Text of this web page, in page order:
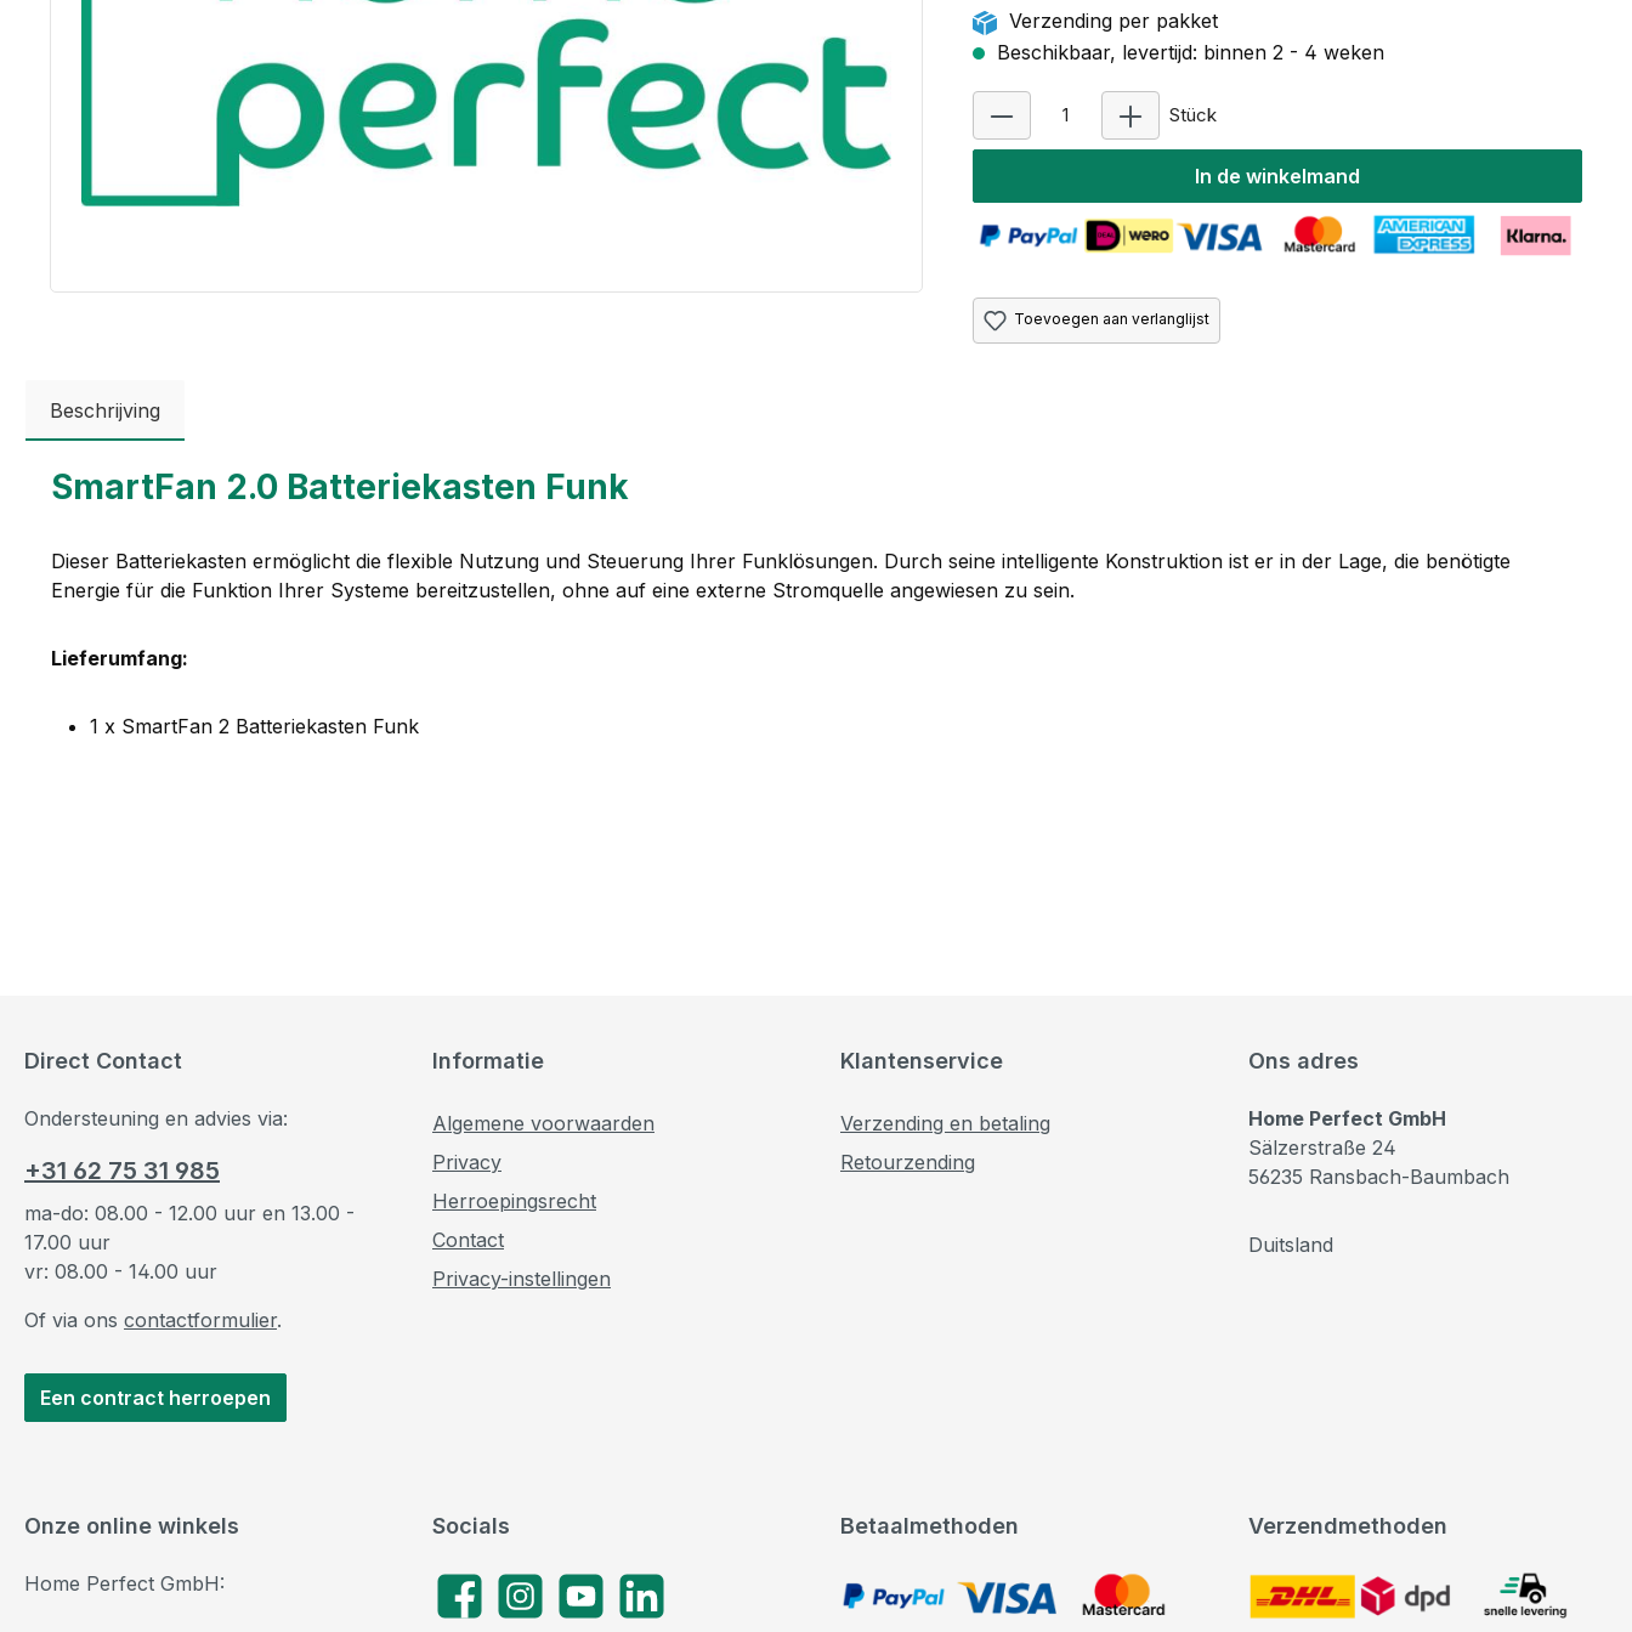
Verzending per pakket
Beschikbaar, levertijd: binnen 2 - 4 weken
Stück
In de winkelmand
Toevoegen aan verlanglijst
Beschrijving
SmartFan 2.0 Batteriekasten Funk
Dieser Batteriekasten ermöglicht die flexible Nutzung und Steuerung Ihrer Funklösungen. Durch seine intelligente Konstruktion ist er in der Lage, die benötigte
Energie für die Funktion Ihrer Systeme bereitzustellen, ohne auf eine externe Stromquelle angewiesen zu sein.
Lieferumfang:
1 x SmartFan 2 Batteriekasten Funk
Direct Contact
Ondersteuning en advies via:
+31 62 75 31 985
ma-do: 08.00 - 12.00 uur en 13.00 -
17.00 uur
vr: 08.00 - 14.00 uur
Of via ons contactformulier.
Een contract herroepen
Informatie
Algemene voorwaarden
Privacy
Herroepingsrecht
Contact
Privacy-instellingen
Klantenservice
Verzending en betaling
Retourzending
Betaalmethoden Verzendmethoden
Ons adres
Home Perfect GmbH
Sälzerstraße 24
56235 Ransbach-Baumbach
Duitsland
Socials
FacebookInstagramYouTubeLinkedIn
Onze online winkels
Home Perfect GmbH: